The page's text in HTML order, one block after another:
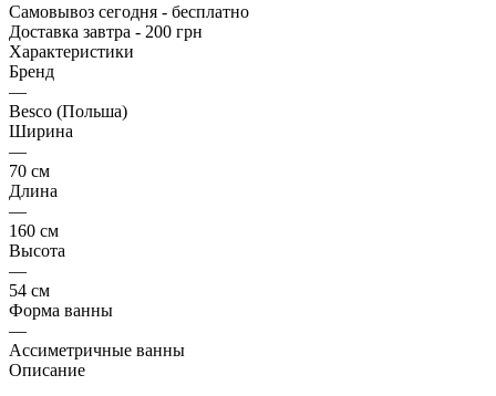
Самовывоз сегодня - бесплатно
Доставка завтра - 200 грн
Характеристики
Бренд
—
Besco (Польша)
Ширина
—
70 см
Длина
—
160 см
Высота
—
54 см
Форма ванны
—
Ассиметричные ванны
Описание